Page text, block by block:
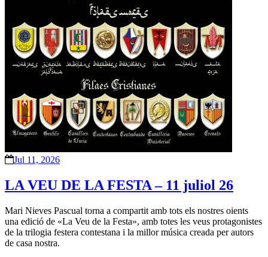
Jul 11, 2026
LA VEU DE LA FESTA – 11 juliol 26
Mari Nieves Pascual torna a compartit amb tots els nostres oients
una edició de «La Veu de la Festa», amb totes les veus protagonistes
de la trilogia festera contestana i la millor música creada per autors
de casa nostra.